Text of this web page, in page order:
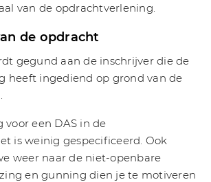
van de opdrachtverlening.
de opdracht
gegund aan de inschrijver die de
heeft ingediend op grond van de
een DAS in de
is weinig gespecificeerd. Ook
weer naar de niet-openbare
en gunning dien je te motiveren